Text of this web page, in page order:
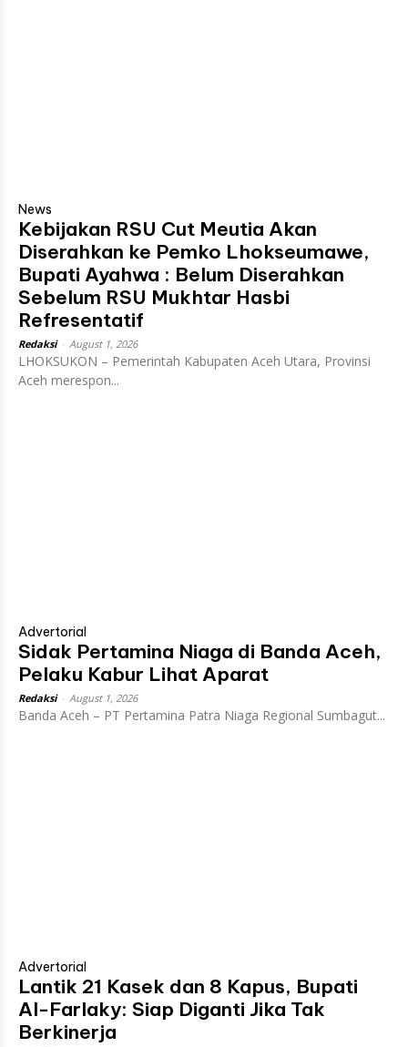
News
Kebijakan RSU Cut Meutia Akan
Diserahkan ke Pemko Lhokseumawe,
Bupati Ayahwa : Belum Diserahkan
Sebelum RSU Mukhtar Hasbi
Refresentatif
Redaksi August 1, 2026
LHOKSUKON – Pemerintah Kabupaten Aceh Utara, Provinsi
Aceh merespon...
Advertorial
Sidak Pertamina Niaga di Banda Aceh,
Pelaku Kabur Lihat Aparat
Redaksi August 1, 2026
Banda Aceh – PT Pertamina Patra Niaga Regional Sumbagut...
Advertorial
Lantik 21 Kasek dan 8 Kapus, Bupati
Al-Farlaky: Siap Diganti Jika Tak
Berkinerja